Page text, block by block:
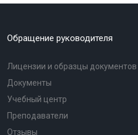
Обращение руководителя
Лицензии и образцы документов
Документы
Учебный центр
Преподаватели
Отзывы